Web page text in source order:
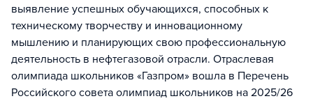
выявление успешных обучающихся, способных к
техническому творчеству и инновационному
мышлению и планирующих свою профессиональную
деятельность в нефтегазовой отрасли. Отраслевая
олимпиада школьников «Газпром» вошла в Перечень
Российского совета олимпиад школьников на 2025/26